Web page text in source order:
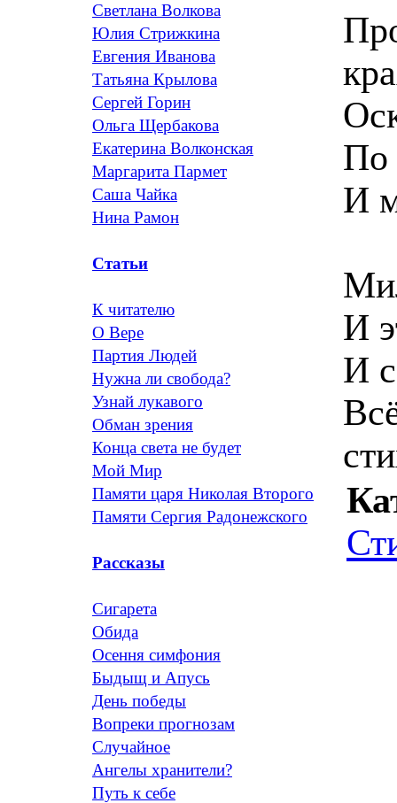
Светлана Волкова
Юлия Стрижкина
Евгения Иванова
Татьяна Крылова
Сергей Горин
Ольга Щербакова
Екатерина Волконская
Маргарита Пармет
Саша Чайка
Нина Рамон
Статьи
К читателю
О Вере
Партия Людей
Нужна ли свобода?
Узнай лукавого
Обман зрения
Конца света не будет
Мой Мир
Памяти царя Николая Второго
Памяти Сергия Радонежского
Рассказы
Сигарета
Обида
Осення симфония
Быдыщ и Апусь
День победы
Вопреки прогнозам
Случайное
Ангелы хранители?
Путь к себе
По
И
И
И